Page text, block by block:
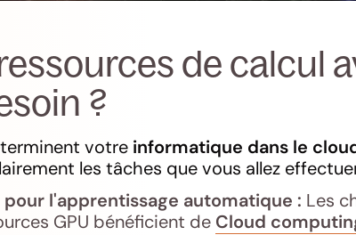
de calcul
?
votre informatique dans le
les tâches que vous allez
l'apprentissage automatique : Les
GPU bénéficient de Cloud